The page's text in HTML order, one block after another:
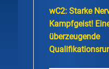
wC2: Starke
Kampfgeist!
überzeugende